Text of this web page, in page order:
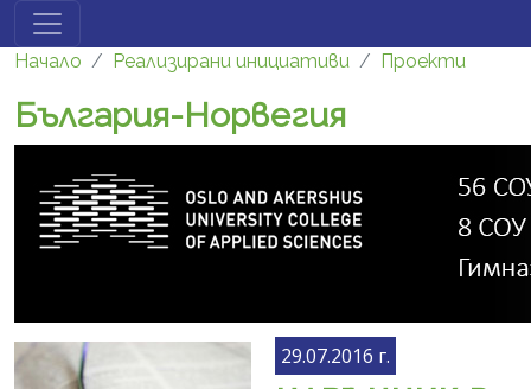
Премини към основното съдържание
Начало Реализирани инициативи Проекти
България-Норвегия
29.07.2016 г.